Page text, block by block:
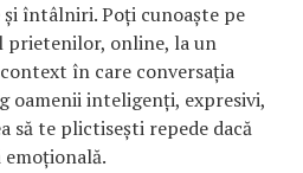
întâlniri. Poți cunoaște pe
prietenilor, online, la un
în care conversația
oamenii inteligenți, expresivi,
să te plictisești repede dacă
emoțională.